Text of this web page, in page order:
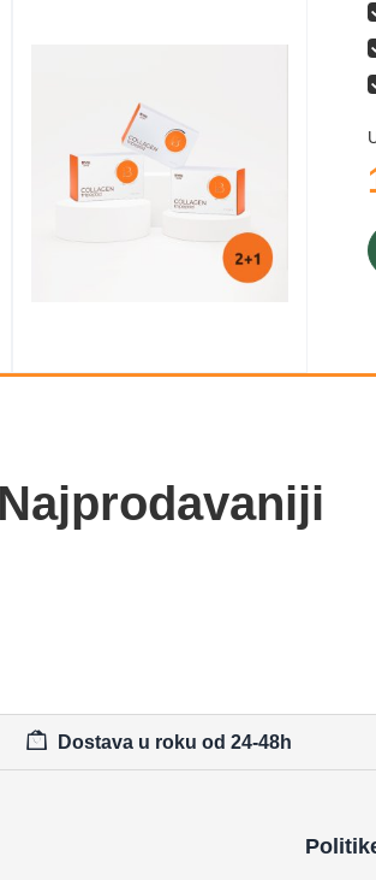
Najprodavaniji
Dostava u roku od 24-48h